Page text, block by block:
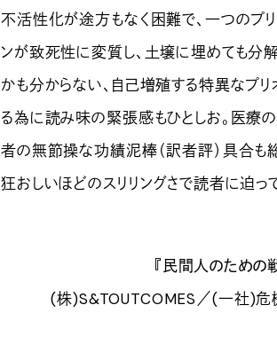
不活性化が途方もなく困難で、一つのプ
ンが致死性に変質し、土壌に埋めても分
かも分からない、自己増殖する特異なプ
る為に読み味の緊張感もひとしお。医
者の無節操な功績泥棒（訳者評）具合も
狂おしいほどのスリリングさで読者に迫っ
『民間人のための
(株)S&TOUTCOMES／(一社)危